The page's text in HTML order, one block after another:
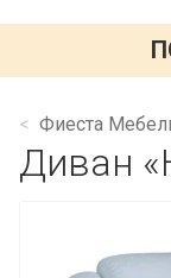
Фиеста
Диван